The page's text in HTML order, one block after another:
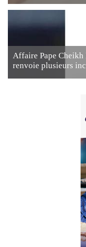
Affaire Pape
renvoie plusieurs